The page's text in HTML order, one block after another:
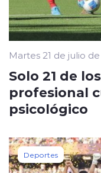
Martes 21 de julio
Solo 21 de
profesional
psicológico
Deportes